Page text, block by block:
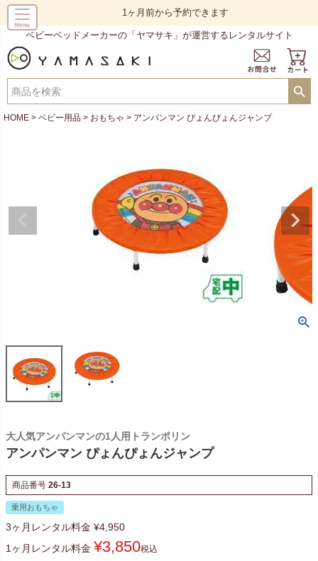
1ヶ月前から予約できます
ベビーベッドメーカーの「ヤマサキ」が運営するレンタルサイト
HOME ベビー用品 おもちゃ アンパンマン ぴょんぴょんジャンプ
大人気アンパンマンの1人用トランポリン
アンパンマン ぴょんぴょんジャンプ
商品番号 26-13
乗用おもちゃ
3ヶ月レンタル料金 ¥4,950
1ヶ月レンタル料金 ¥3,850税込